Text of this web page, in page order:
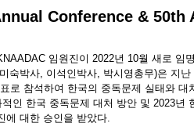
Conference & 50th
임원진이 2022년 10월 새로 임
숙박사, 이석인박사, 박시영총무)은 지
로 참석하여 한국의 중독문제 실태와 대
인 한국 중독문제 대처 방안 및 2023년
에 대한 승인을 받았다.